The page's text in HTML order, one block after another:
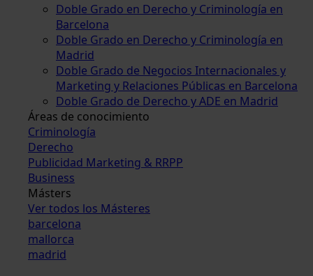
Doble Grado en Derecho y Criminología en
Barcelona
Doble Grado en Derecho y Criminología en
Madrid
Doble Grado de Negocios Internacionales y
Marketing y Relaciones Públicas en Barcelona
Doble Grado de Derecho y ADE en Madrid
Áreas de conocimiento
Criminología
Derecho
Publicidad Marketing & RRPP
Business
Másters
Ver todos los Másteres
barcelona
mallorca
madrid